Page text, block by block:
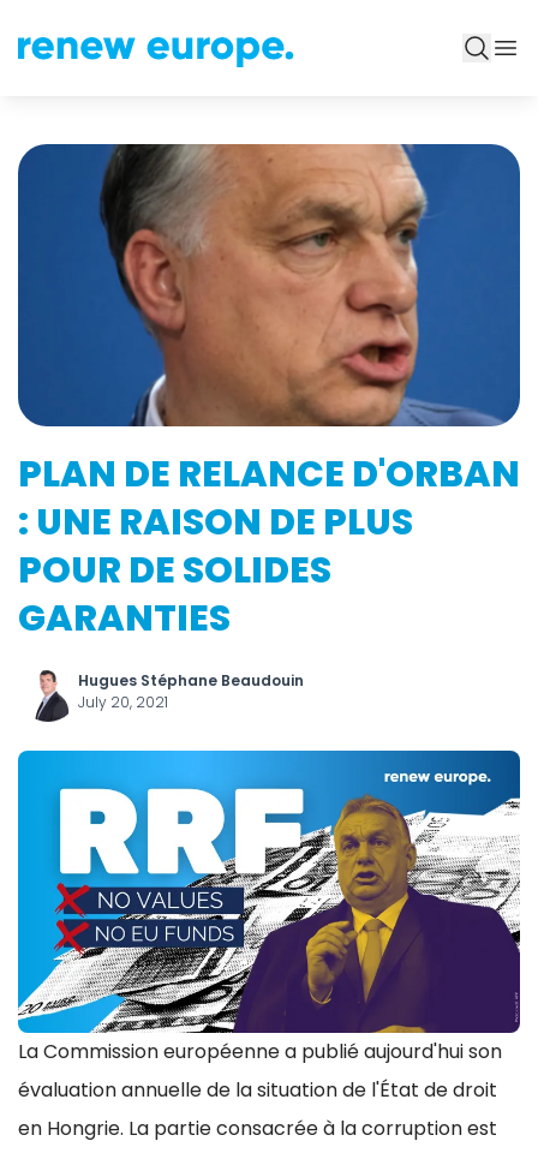
PLAN DE RELANCE D'ORBAN
: UNE RAISON DE PLUS
POUR DE SOLIDES
GARANTIES
Hugues Stéphane Beaudouin
July 20, 2021
La Commission européenne a publié aujourd'hui son
évaluation annuelle de la situation de l'État de droit
en Hongrie. La partie consacrée à la corruption est